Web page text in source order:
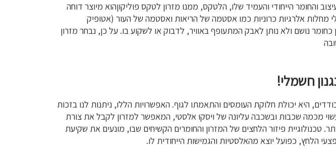
והחומר הייחודי והעמיד שלו, הלטקס, ממנו מזרון לטקס פוליקוןהוא מיוצר דוחה
מחלות אלרגיות כרוניות כמו אסטמה של הריאות ואסטמה של העור (אטופיק
נושם ולא נותן לאבק המתעופף באוויר, לדבוק או לשקוע בו. על כן, נבחר מזרון
חשמלי!
היא יכולת חלוקת העומסים והתאמתו לגוף. האפשרויות הללו, ניתנות לנו בזכות
מכמה שכבות ובשכבה עליונה של ויסקו אלסטי, המאפשר למזרון לקבל את צורת
טכנולוגיית פיזור הלחצים של המזרון והחומרים הקשיחים שבו, מונעים את שקיעת
הלחץ, כפועל יוצא מהאלסטיות והגמישות הייחודית לו.